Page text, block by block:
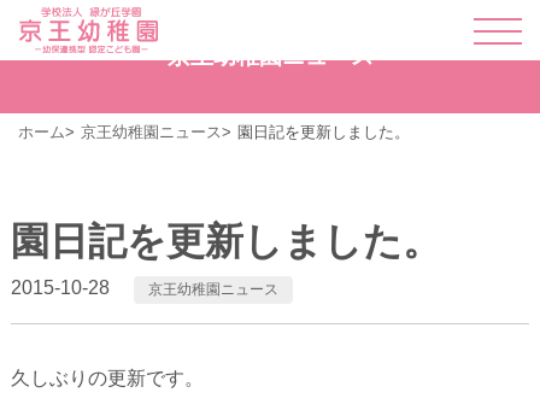
京王幼稚園ニュース
ホーム 京王幼稚園ニュース 園日記を更新しました。
園日記を更新しました。
2015-10-28 京王幼稚園ニュース
久しぶりの更新です。